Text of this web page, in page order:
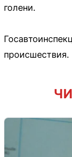
голени.
происшествия.